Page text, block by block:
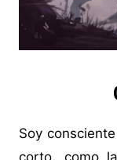
Soy